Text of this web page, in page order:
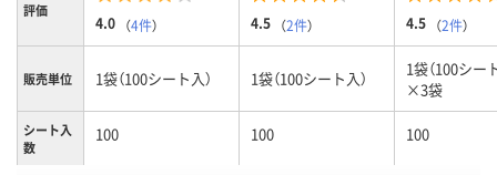
評価
4.0 （4件） 4.5 （2件） 4.5 （2件）
販売単位 1袋（100シート入） 1袋（100シート入）
1袋（100シー
×3袋
シート入
数
100 100 100